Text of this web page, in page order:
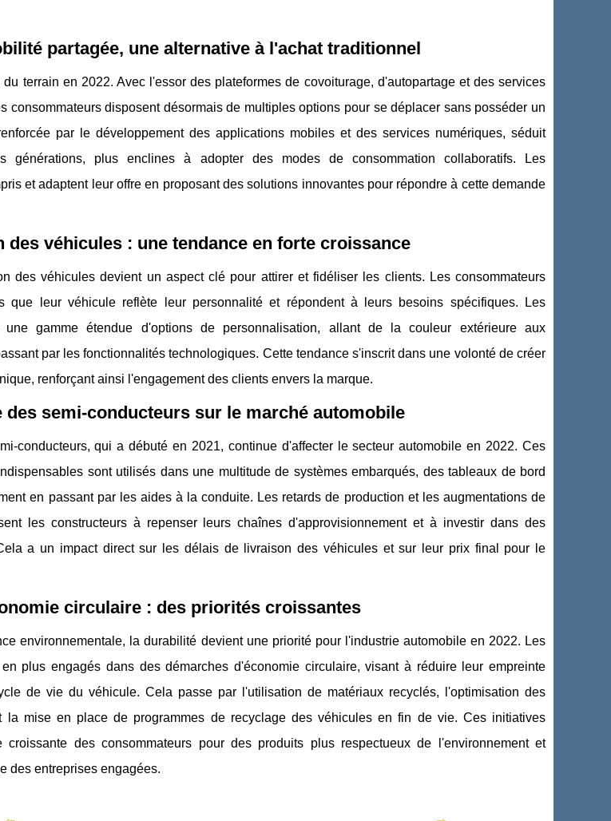
partagée, une alternative à l'achat traditionnel
terrain en 2022. Avec l'essor des plateformes de covoiturage, d'autopartage et des services
consommateurs disposent désormais de multiples options pour se déplacer sans posséder un
par le développement des applications mobiles et des services numériques, séduit
générations, plus enclines à adopter des modes de consommation collaboratifs. Les
et adaptent leur offre en proposant des solutions innovantes pour répondre à cette demande
des véhicules : une tendance en forte croissance
des véhicules devient un aspect clé pour attirer et fidéliser les clients. Les consommateurs
que leur véhicule reflète leur personnalité et répondent à leurs besoins spécifiques. Les
une gamme étendue d'options de personnalisation, allant de la couleur extérieure aux
par les fonctionnalités technologiques. Cette tendance s'inscrit dans une volonté de créer
renforçant ainsi l'engagement des clients envers la marque.
des semi-conducteurs sur le marché automobile
conducteurs, qui a débuté en 2021, continue d'affecter le secteur automobile en 2022. Ces
sont utilisés dans une multitude de systèmes embarqués, des tableaux de bord
en passant par les aides à la conduite. Les retards de production et les augmentations de
les constructeurs à repenser leurs chaînes d'approvisionnement et à investir dans des
a un impact direct sur les délais de livraison des véhicules et sur leur prix final pour le
circulaire : des priorités croissantes
environnementale, la durabilité devient une priorité pour l'industrie automobile en 2022. Les
plus engagés dans des démarches d'économie circulaire, visant à réduire leur empreinte
de vie du véhicule. Cela passe par l'utilisation de matériaux recyclés, l'optimisation des
la mise en place de programmes de recyclage des véhicules en fin de vie. Ces initiatives
croissante des consommateurs pour des produits plus respectueux de l'environnement et
des entreprises engagées.